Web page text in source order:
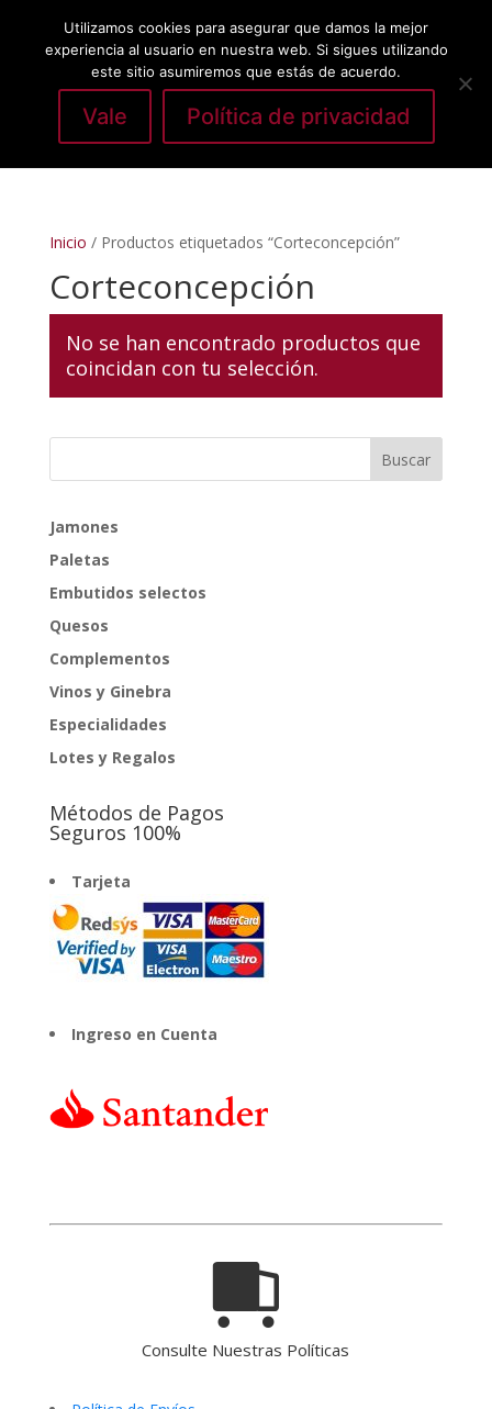
Seleccionar página
Inicio / Productos etiquetados “Corteconcepción”
Corteconcepción
No se han encontrado productos que
coincidan con tu selección.
Jamones
Paletas
Embutidos selectos
Quesos
Complementos
Vinos y Ginebra
Especialidades
Lotes y Regalos
Métodos de Pagos
Seguros 100%
Tarjeta
Ingreso en Cuenta
Consulte Nuestras Políticas
Utilizamos cookies para asegurar que damos la mejor
experiencia al usuario en nuestra web. Si sigues utilizando
este sitio asumiremos que estás de acuerdo.
Vale Política de privacidad